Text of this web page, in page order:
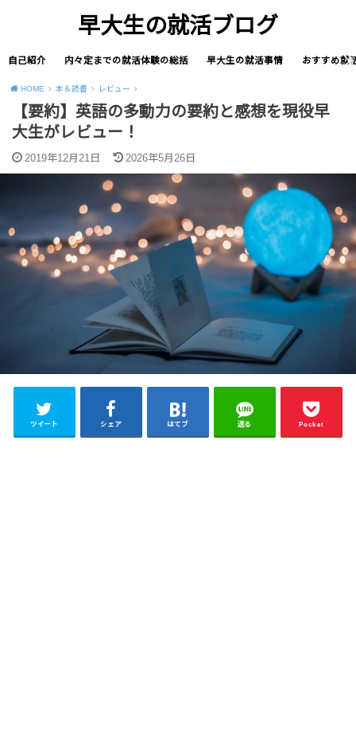
早大生の就活ブログ
自己紹介 内々定までの就活体験の総括 早大生の就活事情 おすすめ就
HOME 本＆読書 レビュー
【要約】英語の多動力の要約と感想を現役早
大生がレビュー！
2019年12月21日 2026年5月26日
ツイート シェア はてブ 送る Pocket